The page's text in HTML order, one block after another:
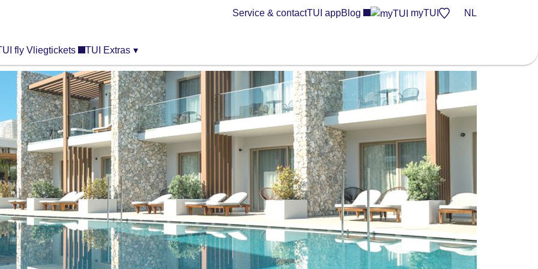
fly Vliegtickets TUI Extras ▾
Service & contactTUI appBlog myTUI NL